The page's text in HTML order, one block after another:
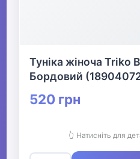
Туніка жіноча Triko
Бордовий
520 грн
👆 Натисніть для